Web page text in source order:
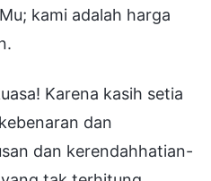
kami adalah harga
Karena kasih setia
dan
dan kerendahhatian-